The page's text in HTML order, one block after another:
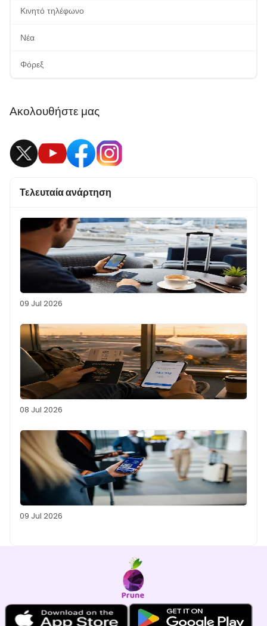
Κινητό τηλέφωνο
Νέα
Φόρεξ
Ακολουθήστε μας
Τελευταία ανάρτηση
09 Jul 2026
08 Jul 2026
09 Jul 2026